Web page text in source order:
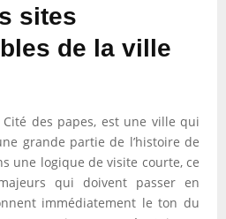
sites
de la ville
des papes, est une ville qui
grande partie de l’histoire de
une logique de visite courte, ce
qui doivent passer en
immédiatement le ton du